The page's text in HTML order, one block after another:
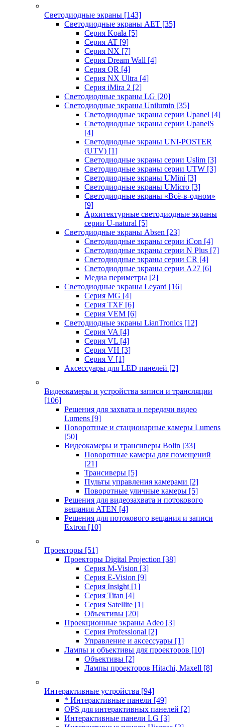
Светодиодные экраны [143]
Светодиодные экраны AET [35]
Cерия Koala [5]
Серия AT [9]
Серия NX [7]
Серия Dream Wall [4]
Серия QR [4]
Серия NX Ultra [4]
Серия iMira 2 [2]
Светодиодные экраны LG [20]
Светодиодные экраны Unilumin [35]
Светодиодные экраны серии Upanel [4]
Светодиодные экраны серии UpanelS
[4]
Светодиодные экраны UNI-POSTER
(UTV) [1]
Светодиодные экраны серии Uslim [3]
Светодиодные экраны серии UTW [3]
Светодиодные экраны UMini [3]
Светодиодные экраны UMicro [3]
Светодиодные экраны «Всё-в-одном»
[9]
Архитектурные светодиодные экраны
серии U-natural [5]
Светодиодные экраны Absen [23]
Светодиодные экраны серии iCon [4]
Светодиодные экраны серии N Plus [7]
Светодиодные экраны серии CR [4]
Светодиодные экраны серии А27 [6]
Медиа периметры [2]
Светодиодные экраны Leyard [16]
Серия MG [4]
Серия TXF [6]
Серия VEM [6]
Светодиодные экраны LianTronics [12]
Серия VA [4]
Серия VL [4]
Серия VH [3]
Серия V [1]
Аксессуары для LED панелей [2]
Видеокамеры и устройства записи и трансляции
[106]
Решения для захвата и передачи видео
Lumens [9]
Поворотные и стационарные камеры Lumens
[50]
Видеокамеры и трансиверы Bolin [33]
Поворотные камеры для помещений
[21]
Трансиверы [5]
Пульты управления камерами [2]
Поворотные уличные камеры [5]
Решения для видеозахвата и потокового
вещания ATEN [4]
Решения для потокового вещания и записи
Extron [10]
Проекторы [51]
Проекторы Digital Projection [38]
Серия M-Vision [3]
Серия E-Vision [9]
Серия Insight [1]
Серия Titan [4]
Серия Satellite [1]
Объективы [20]
Проекционные экраны Adeo [3]
Серия Professional [2]
Управление и аксессуары [1]
Лампы и объективы для проекторов [10]
Объективы [2]
Лампы проекторов Hitachi, Maxell [8]
Интерактивные устройства [94]
* Интерактивные панели [49]
OPS для интерактивных панелей [2]
Интерактивные панели LG [3]